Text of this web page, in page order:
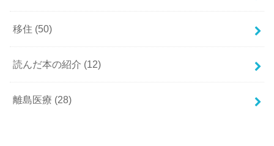
移住 (50)
読んだ本の紹介 (12)
離島医療 (28)